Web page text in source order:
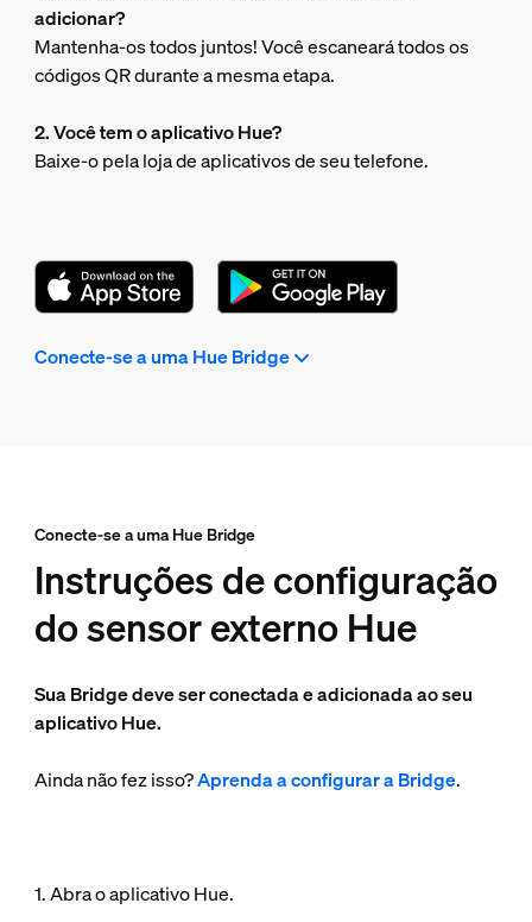
adicionar?
Mantenha-os todos juntos! Você escaneará todos os
códigos QR durante a mesma etapa.
2. Você tem o aplicativo Hue?
Baixe-o pela loja de aplicativos de seu telefone.
Conecte-se a uma Hue Bridge
Conecte-se a uma Hue Bridge
Instruções de configuração
do sensor externo Hue
Sua Bridge deve ser conectada e adicionada ao seu
aplicativo Hue.
Ainda não fez isso?Aprenda a configurar a Bridge.
1. Abra o aplicativo Hue.